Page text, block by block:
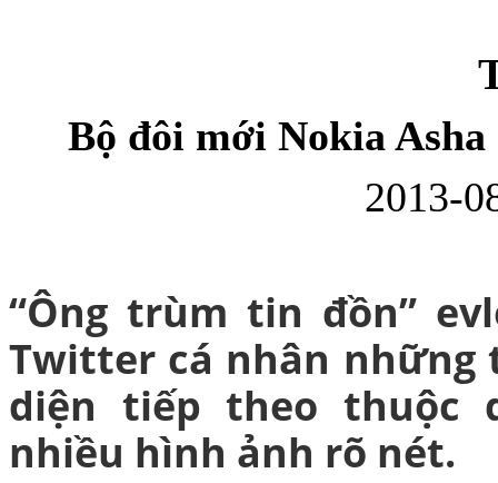
Bao da Samsung
Ốp lưng Samsung
Bộ đôi mới Nokia Asha
2013-
“Ông trùm tin đồn”
Twitter cá nhân những
diện tiếp theo thuộc
nhiều hình ảnh rõ nét.